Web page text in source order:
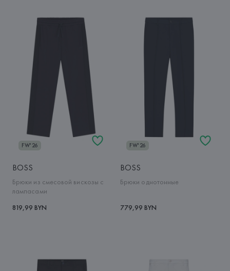
FW'26
BOSS
Брюки из смесовой вискозы с
лампасами
819,99 BYN
FW'26
BOSS
Брюки однотонные
779,99 BYN